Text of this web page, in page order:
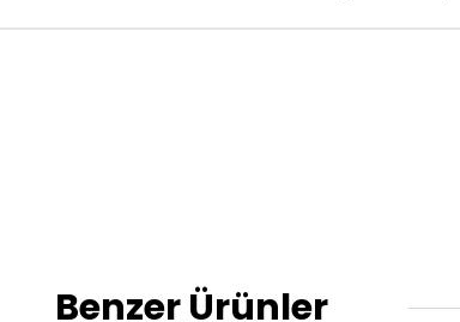
Benzer Ürünler